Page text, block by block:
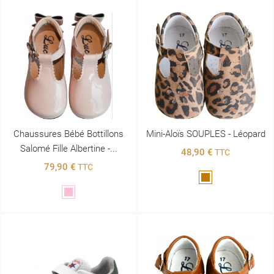
Chaussures Bébé Bottillons
Salomé Fille Albertine -...
79,90 € TTC
Mini-Aloïs SOUPLES - Léopard
48,90 € TTC